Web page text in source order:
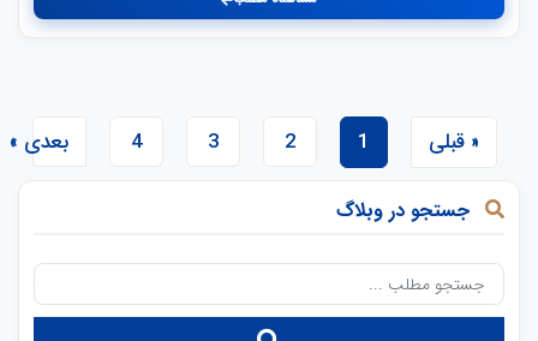
« قبلی 1
2
3
4 بعدی »
جستجو در وبلاگ